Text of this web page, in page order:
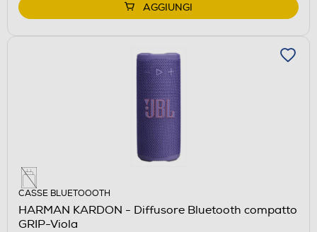
AGGIUNGI
CASSE BLUETOOOTH
HARMAN KARDON - Diffusore Bluetooth compatto
GRIP-Viola